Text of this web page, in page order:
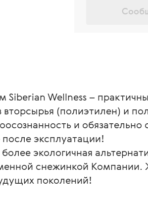
Siberian Wellness –
(полиэтилен) и
и обязательно
эксплуатации!
экологичная
снежинкой Компании.
поколений!